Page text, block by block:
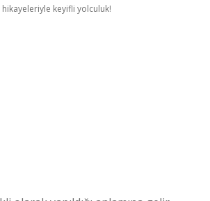
hikayeleriyle keyifli yolculuk!